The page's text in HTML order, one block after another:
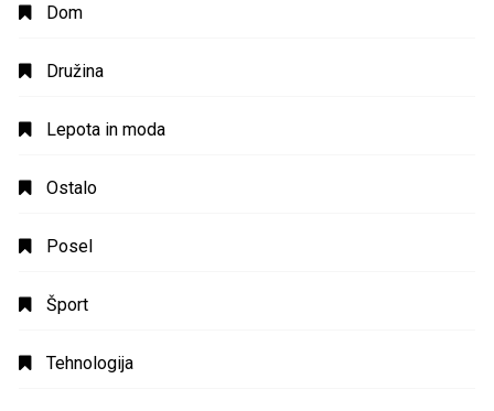
Dom
Družina
Lepota in moda
Ostalo
Posel
Šport
Tehnologija